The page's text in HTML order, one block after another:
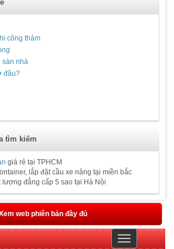
công thảm
sàn nhà
đâu?
tìm kiếm
giá rẻ tại TPHCM
lắp đặt cầu xe nâng tại miền bắc
lượng đẳng cấp 5 sao tại Hà Nội
web phiên bản đầy đủ
Toggle